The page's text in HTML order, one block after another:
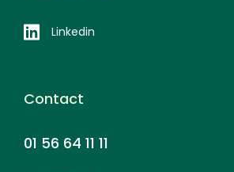
Linkedin
Contact
01 56 64 11 11